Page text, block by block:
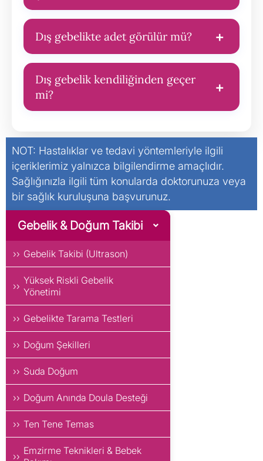
Evet, dış gebelikte de gebelik hormonu salgılanır
ve test pozitif çıkar.
Dış gebelikte adet görülür mü? +
Dış gebelikte vajinal kanama olabilir ama bu
genellikle normal adetten farklıdır.
Dış gebelik kendiliğinden geçer
mi?
+
kendiliğinden atabilir, ancak çoğu zaman tedavi
gereklidir.
NOT: Hastalıklar ve tedavi yöntemleriyle ilgili
içeriklerimiz yalnızca bilgilendirme amaçlıdır.
Sağlığınızla ilgili tüm konularda doktorunuza veya
bir sağlık kuruluşuna başvurunuz.
Gebelik & Doğum Takibi
Gebelik Takibi (Ultrason)
Yüksek Riskli Gebelik
Yönetimi
Gebelikte Tarama Testleri
Doğum Şekilleri
Suda Doğum
Doğum Anında Doula Desteği
Ten Tene Temas
Emzirme Teknikleri & Bebek